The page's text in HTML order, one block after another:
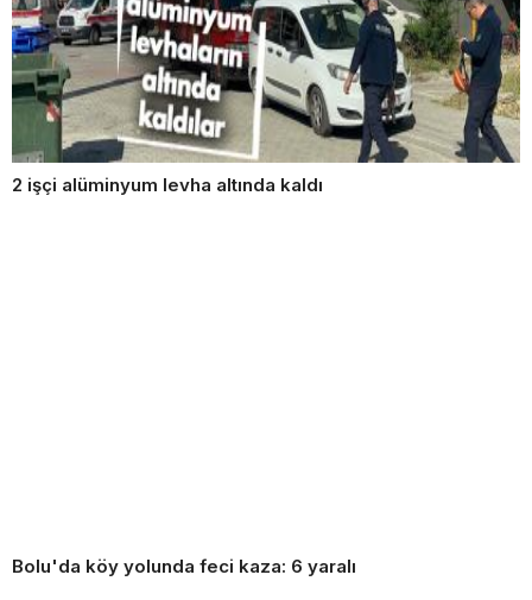
2 işçi alüminyum levha altında kaldı
Bolu'da köy yolunda feci kaza: 6 yaralı